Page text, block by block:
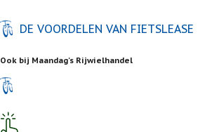
DE VOORDELEN VAN FIETSLEASE
Ook bij Maandag's Rijwielhandel